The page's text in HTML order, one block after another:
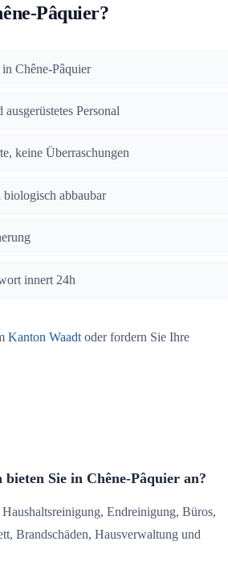
Pâquier?
Chêne-Pâquier
ausgerüstetes Personal
keine Überraschungen
abbaubar
innert 24h
Kanton Waadtoder fordern Sie Ihre
Sie in Chêne-Pâquier an?
Haushaltsreinigung, Endreinigung, Büros,
Brandschäden, Hausverwaltung und